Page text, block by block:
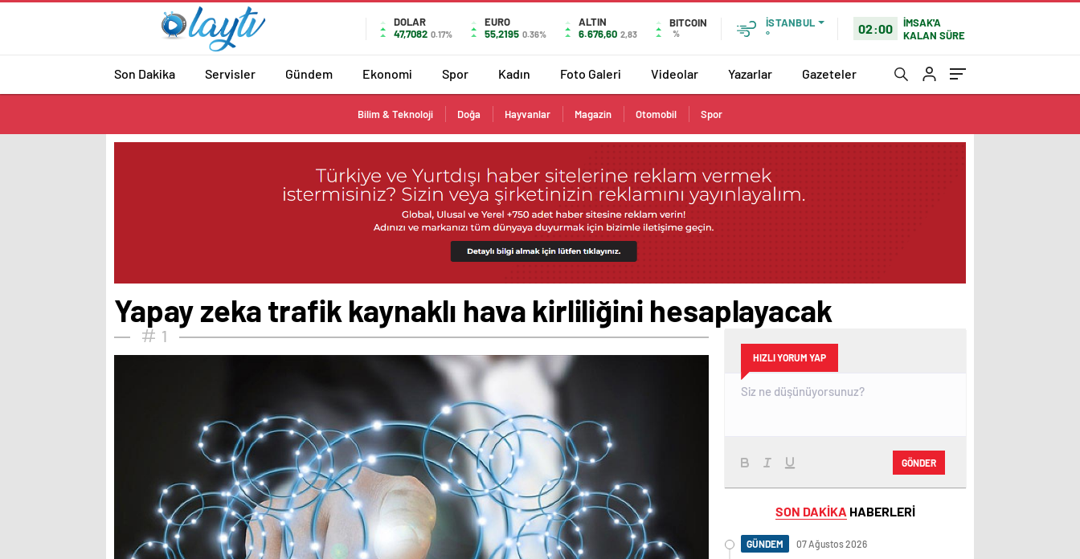
DOLAR
47,7082 0.17%
EURO
55,2195 0.36%
ALTIN
6.676,60 2,83
BITCOIN
%
İSTANBUL
°
02:00
İMSAK'A
KALAN SÜRE
Son Dakika Servisler Gündem Ekonomi Spor Kadın Foto Galeri Videolar Yazarlar Gazeteler
Bilim & Teknoloji Doğa Hayvanlar Magazin Otomobil Spor
Yapay zeka trafik kaynaklı hava kirliliğini hesaplayacak
1
HIZLI YORUM YAP
GÖNDER
SON DAKİKA HABERLERİ
GÜNDEM 07 Ağustos 2026